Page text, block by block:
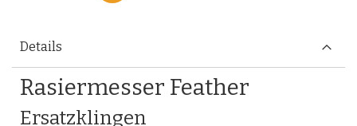
Details
Rasiermesser Feather
Ersatzklingen